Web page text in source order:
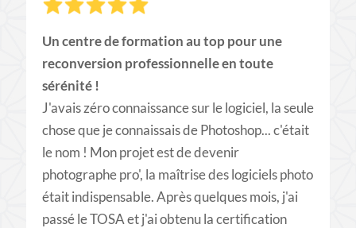
Un centre de formation au top pour une
reconversion professionnelle en toute
sérénité !
J'avais zéro connaissance sur le logiciel, la seule
chose que je connaissais de Photoshop... c'était
le nom ! Mon projet est de devenir
photographe pro', la maîtrise des logiciels photo
était indispensable. Après quelques mois, j'ai
passé le TOSA et j'ai obtenu la certification